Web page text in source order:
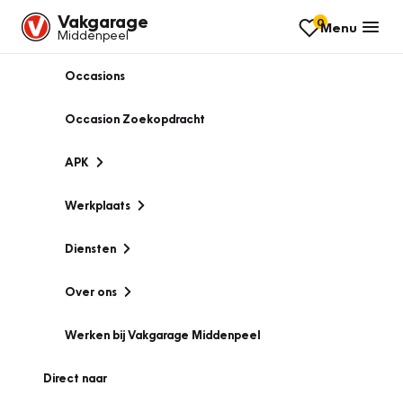
Vakgarage
Middenpeel
0Menu
Occasions
Occasion Zoekopdracht
APK
Werkplaats
Diensten
Over ons
Werken bij Vakgarage Middenpeel
Direct naar